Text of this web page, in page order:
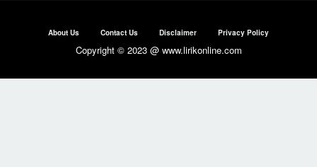
About Us Contact Us Disclaimer Privacy Policy
Copyright © 2023 @ www.lirikonline.com